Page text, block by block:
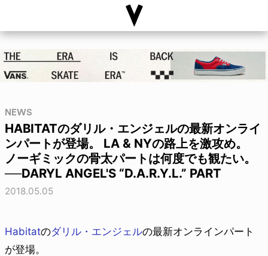
NEWS
HABITATのダリル・エンジェルの最新オンライ
ンパートが登場。 LA & NYの路上を激攻め。
ノーギミックの骨太パートは何度でも観たい。
──DARYL ANGEL'S “D.A.R.Y.L.” PART
2018.05.05
Habitatのダリル・エンジェルの最新オンラインパート
が登場。